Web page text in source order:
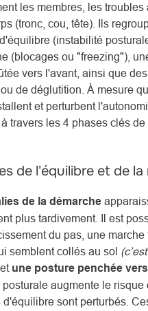
les membres, les troubles
(tronc, cou, tête). Ils
(instabilité
(blocages ou "freezing"),
vers l'avant, ainsi que
de déglutition. À mesure
et perturbent
à travers les 4 phases clés
de l'équilibre et de la
de la démarche
plus tardivement. Il est
du pas, une
semblent collés au sol
une posture penchée
posturale augmente le risque
d'équilibre sont perturbés.